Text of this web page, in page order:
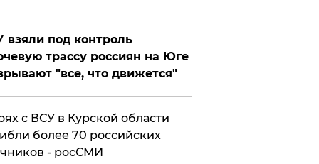
взяли под контроль
трассу россиян на Юге
"все, что движется"
с ВСУ в Курской области
более 70 российских
- росСМИ